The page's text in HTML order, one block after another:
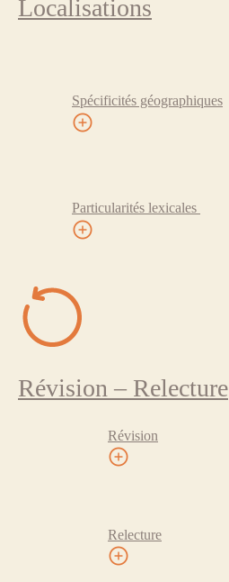
Localisations
Spécificités géographiques
Particularités lexicales
Révision – Relecture
Révision
Relecture